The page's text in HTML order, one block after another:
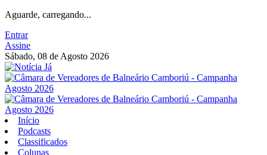
Aguarde, carregando...
Entrar
Assine
Sábado, 08 de Agosto 2026
Início
Podcasts
Classificados
Colunas